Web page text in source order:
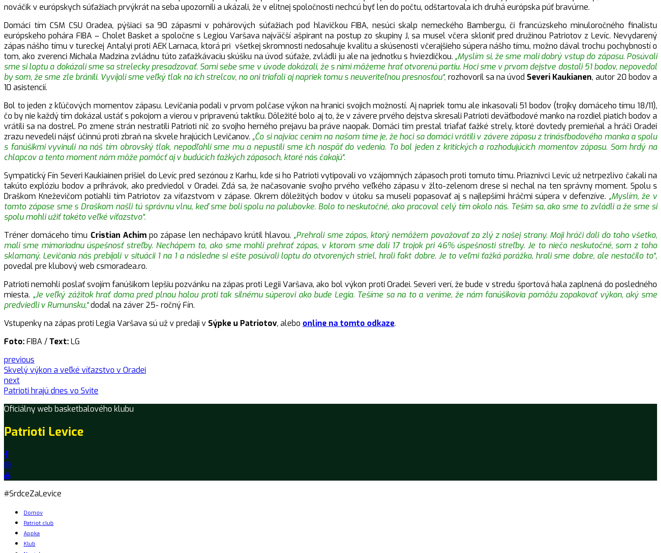
nováčik v európskych súťažiach prvýkrát na seba upozornili a ukázali, že v elitnej spoločnosti nechcú byť len do počtu, odštartovala ich druhá európska púť bravúrne.
Domáci tím CSM CSU Oradea, pýšiaci sa 90 zápasmi v pohárových súťažiach pod hlavičkou FIBA, nesúci skalp nemeckého Bambergu, či francúzskeho minuloročného finalistu
európskeho pohára FIBA – Cholet Basket a spoločne s Legiou Varšava najväčší ašpirant na postup zo skupiny J, sa musel včera skloniť pred družinou Patriotov z Levíc. Nevydarený
zápas nášho tímu v tureckej Antalyi proti AEK Larnaca, ktorá pri všetkej skromnosti nedosahuje kvalitu a skúsenosti včerajšieho súpera nášho tímu, možno dával trochu pochybností o
tom, ako zverenci Michala Madzina zvládnu túto zaťažkávaciu skúšku na úvod súťaže, zvládli ju ale na jednotku s hviezdičkou. „Myslím si, že sme mali dobrý vstup do zápasu. Posúvali
sme si loptu a dokázali sme sa strelecky presadzovať. Sami sebe sme v úvode dokázali, že s nimi môžeme hrať otvorenú partiu. Hoci sme v prvom dejstve dostali 51 bodov, nepovedal
by som, že sme zle bránili. Vyvíjali sme veľký tlak na ich strelcov, no oni triafali aj napriek tomu s neuveriteľnou presnosťou“, rozhovoril sa na úvod Severi Kaukianen, autor 20 bodov a
10 asistencií.
Bol to jeden z kľúčových momentov zápasu. Levičania podali v prvom polčase výkon na hranici svojich možností. Aj napriek tomu ale inkasovali 51 bodov (trojky domáceho tímu 18/11),
čo by nie každý tím dokázal ustáť s pokojom a vierou v pripravenú taktiku. Dôležité bolo aj to, že v závere prvého dejstva skresali Patrioti deväťbodové manko na rozdiel piatich bodov a
vrátili sa na dostrel. Po zmene strán nestratili Patrioti nič zo svojho herného prejavu ba práve naopak. Domáci tím prestal triafať ťažké strely, ktoré dovtedy premieňal a hráči Oradei
zrazu nevedeli nájsť účinnú proti zbraň na skvele hrajúcich Levičanov. „Čo si najviac cením na našom tíme je, že hoci sa domáci vrátili v závere zápasu z trinásťbodového manka a spolu
s fanúšikmi vyvinuli na náš tím obrovský tlak, nepodľahli sme mu a nepustili sme ich naspäť do vedenia. To bol jeden z kritických a rozhodujúcich momentov zápasu. Som hrdý na
chlapcov a tento moment nám môže pomôcť aj v budúcich ťažkých zápasoch, ktoré nás čakajú“.
Sympatický Fín Severi Kaukiainen prišiel do Levíc pred sezónou z Karhu, kde si ho Patrioti vytipovali vo vzájomných zápasoch proti tomuto tímu. Priaznivci Levíc už netrpezlivo čakali na
takúto explóziu bodov a prihrávok, ako predviedol v Oradei. Zdá sa, že načasovanie svojho prvého veľkého zápasu v žlto-zelenom drese si nechal na ten správny moment. Spolu s
Draškom Kneževičom potiahli tím Patriotov za víťazstvom v zápase. Okrem dôležitých bodov v útoku sa museli popasovať aj s najlepšími hráčmi súpera v defenzíve. „Myslím, že v
tomto zápase sme s Draškom našli tú správnu vlnu, keď sme boli spolu na palubovke. Bolo to neskutočné, ako pracoval celý tím okolo nás. Teším sa, ako sme to zvládli a že sme si
spolu mohli užiť takéto veľké víťazstvo“.
Tréner domáceho tímu Cristian Achimpo zápase len nechápavo krútil hlavou. „Prehrali sme zápas, ktorý nemôžem považovať za zlý z našej strany. Moji hráči dali do toho všetko,
mali sme mimoriadnu úspešnosť streľby. Nechápem to, ako sme mohli prehrať zápas, v ktorom sme dali 17 trojok pri 46% úspešnosti streľby. Je to niečo neskutočné, som z toho
sklamaný. Levičania nás prebíjali v situácii 1 na 1 a následne si ešte posúvali loptu do otvorených striel, hrali fakt dobre. Je to veľmi ťažká porážka, hrali sme dobre, ale nestačilo to“,
povedal pre klubový web csmoradea.ro.
Patrioti nemohli poslať svojím fanúšikom lepšiu pozvánku na zápas proti Legii Varšava, ako bol výkon proti Oradei. Severi verí, že bude v stredu športová hala zaplnená do posledného
miesta. „Je veľký zážitok hrať doma pred plnou halou proti tak silnému súperovi ako bude Legia. Tešíme sa na to a veríme, že nám fanúšikovia pomôžu zopakovať výkon, aký sme
predviedli v Rumunsku,“dodal na záver 25- ročný Fín.
Vstupenky na zápas proti Legia Varšava sú už v predaji v Sýpke u Patriotov, alebo online na tomto odkaze.
Foto:FIBA / Text:LG
previous
Skvelý výkon a veľké víťazstvo v Oradei
next
Patrioti hrajú dnes vo Svite
Oficiálny web basketbalového klubu
Patrioti Levice
#SrdceZaLevice
Domov
Patriot club
Appka
Klub